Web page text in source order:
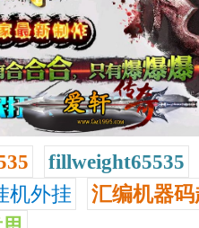
fillweight65535
机外挂
汇编机器